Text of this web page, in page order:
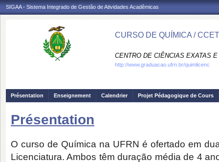
SIGAA - Sistema Integrado de Gestão de Atividades Acadêmicas
CURSO DE QUÍMICA / CCET
CENTRO DE CIÊNCIAS EXATAS
http://www.graduacao.ufrn.br/quimlicenc
Présentation Enseignement Calendrier Projet Pédagogique de Cours
Présentation
O curso de Química na UFRN é ofertado em
Licenciatura. Ambos têm duração média de 4